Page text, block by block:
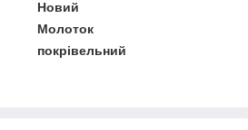
Новий
Молоток
покрівельний